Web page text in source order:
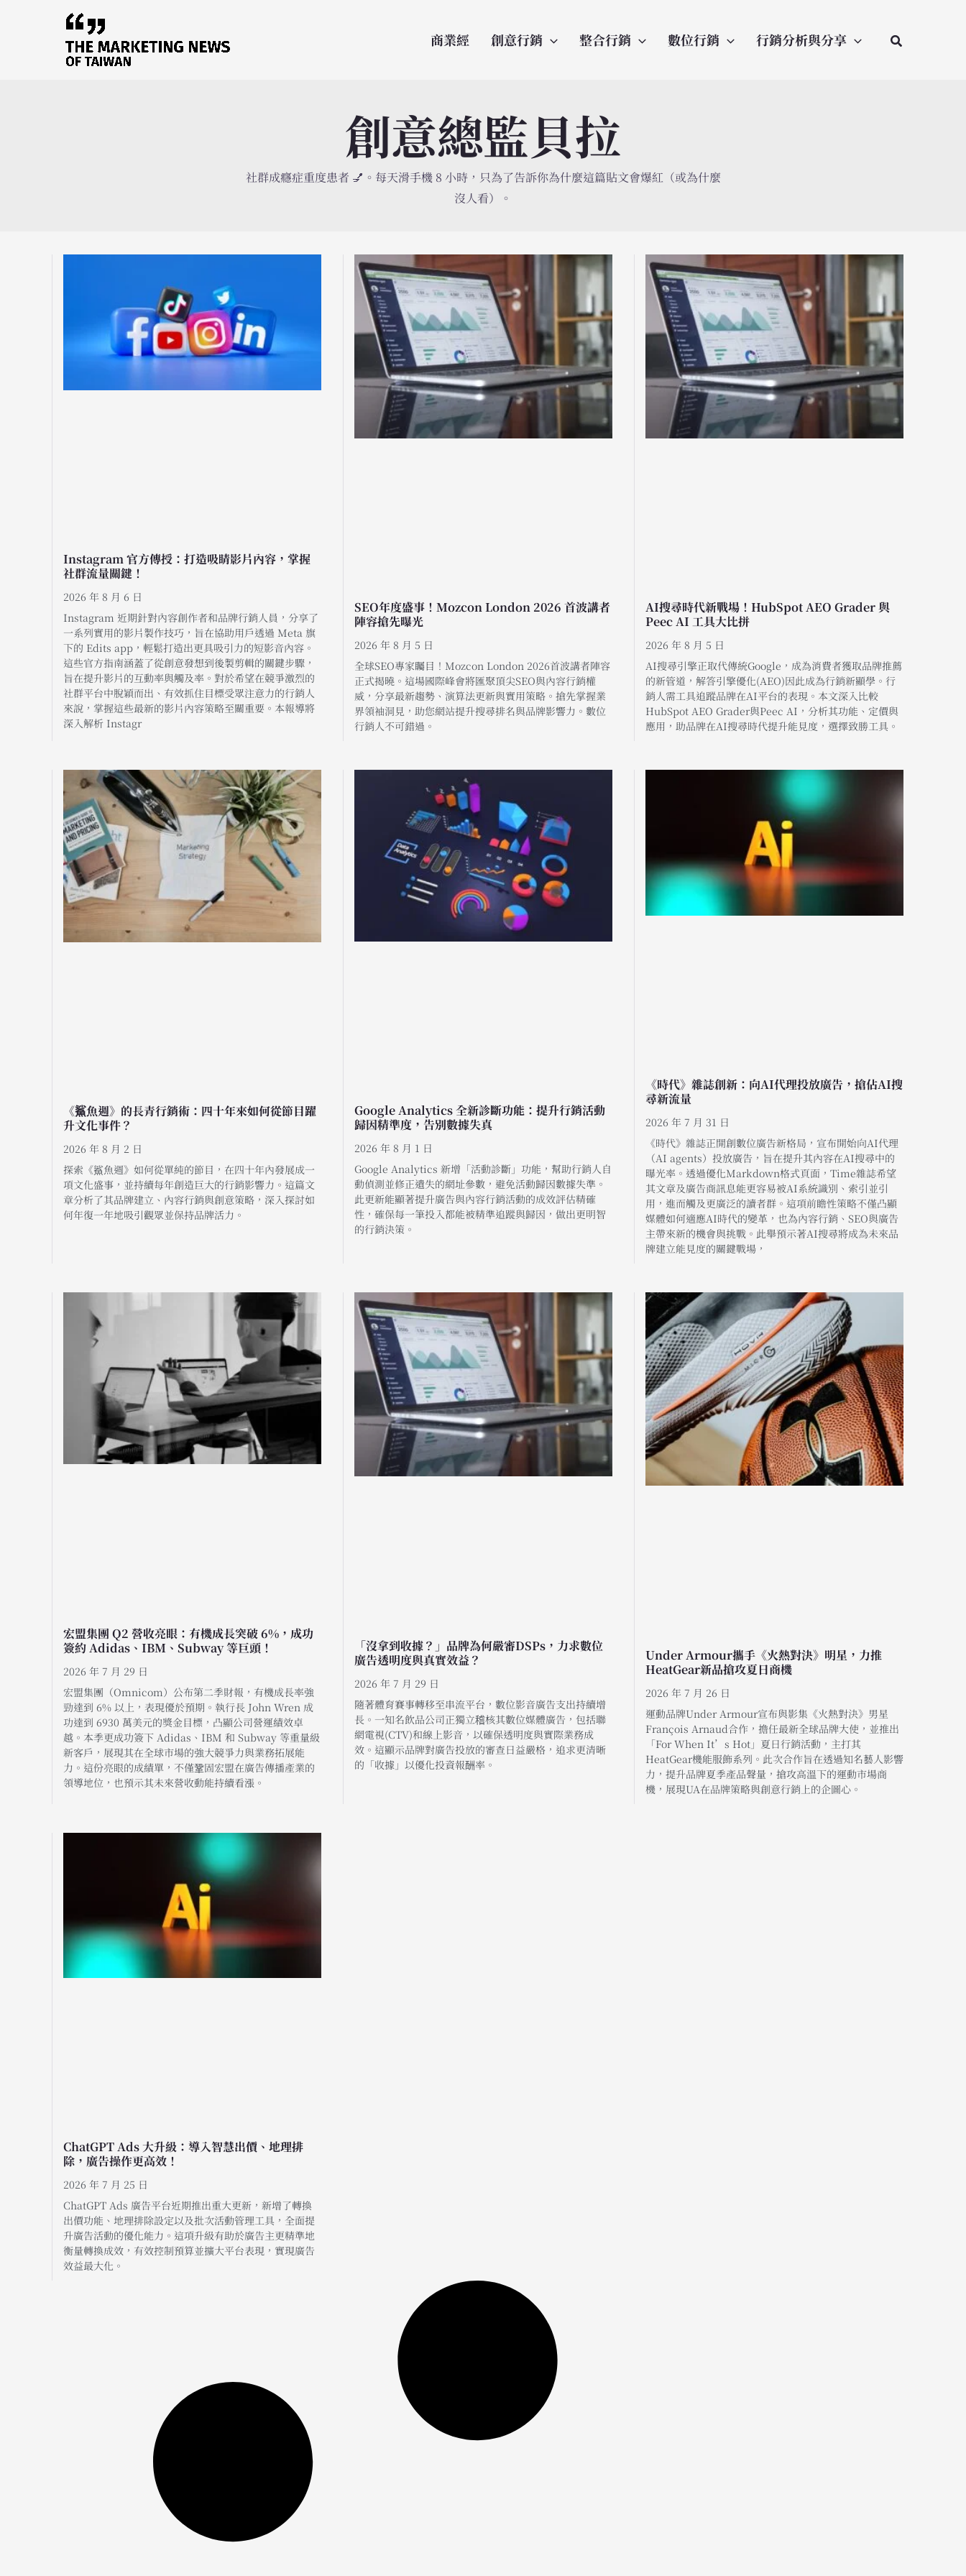
商業經 創意行銷 整合行銷 數位行銷 行銷分析與分享
創意總監貝拉
社群成癮症重度患者 💅。每天滑手機 8 小時，只為了告訴你為什麼這篇貼文會爆紅（或為什麼
沒人看）。
Instagram 官方傳授：打造吸睛影片內容，掌握
社群流量關鍵！
2026 年 8 月 6 日
Instagram 近期針對內容創作者和品牌行銷人員，分享了
一系列實用的影片製作技巧，旨在協助用戶透過 Meta 旗
下的 Edits app，輕鬆打造出更具吸引力的短影音內容。
這些官方指南涵蓋了從創意發想到後製剪輯的關鍵步驟，
旨在提升影片的互動率與觸及率。對於希望在競爭激烈的
社群平台中脫穎而出、有效抓住目標受眾注意力的行銷人
來說，掌握這些最新的影片內容策略至關重要。本報導將
深入解析 Instagr
SEO年度盛事！Mozcon London 2026 首波講者
陣容搶先曝光
2026 年 8 月 5 日
全球SEO專家矚目！Mozcon London 2026首波講者陣容
正式揭曉。這場國際峰會將匯聚頂尖SEO與內容行銷權
威，分享最新趨勢、演算法更新與實用策略。搶先掌握業
界領袖洞見，助您網站提升搜尋排名與品牌影響力。數位
行銷人不可錯過。
AI搜尋時代新戰場！HubSpot AEO Grader 與
Peec AI 工具大比拼
2026 年 8 月 5 日
AI搜尋引擎正取代傳統Google，成為消費者獲取品牌推薦
的新管道，解答引擎優化(AEO)因此成為行銷新顯學。行
銷人需工具追蹤品牌在AI平台的表現。本文深入比較
HubSpot AEO Grader與Peec AI，分析其功能、定價與
應用，助品牌在AI搜尋時代提升能見度，選擇致勝工具。
《鯊魚週》的長青行銷術：四十年來如何從節目躍
升文化事件？
2026 年 8 月 2 日
探索《鯊魚週》如何從單純的節目，在四十年內發展成一
項文化盛事，並持續每年創造巨大的行銷影響力。這篇文
章分析了其品牌建立、內容行銷與創意策略，深入探討如
何年復一年地吸引觀眾並保持品牌活力。
Google Analytics 全新診斷功能：提升行銷活動
歸因精準度，告別數據失真
2026 年 8 月 1 日
Google Analytics 新增「活動診斷」功能，幫助行銷人自
動偵測並修正遺失的網址參數，避免活動歸因數據失準。
此更新能顯著提升廣告與內容行銷活動的成效評估精確
性，確保每一筆投入都能被精準追蹤與歸因，做出更明智
的行銷決策。
《時代》雜誌創新：向AI代理投放廣告，搶佔AI搜
尋新流量
2026 年 7 月 31 日
《時代》雜誌正開創數位廣告新格局，宣布開始向AI代理
（AI agents）投放廣告，旨在提升其內容在AI搜尋中的
曝光率。透過優化Markdown格式頁面，Time雜誌希望
其文章及廣告商訊息能更容易被AI系統識別、索引並引
用，進而觸及更廣泛的讀者群。這項前瞻性策略不僅凸顯
媒體如何適應AI時代的變革，也為內容行銷、SEO與廣告
主帶來新的機會與挑戰。此舉預示著AI搜尋將成為未來品
牌建立能見度的關鍵戰場，
宏盟集團 Q2 營收亮眼：有機成長突破 6%，成功
簽約 Adidas、IBM、Subway 等巨頭！
2026 年 7 月 29 日
宏盟集團（Omnicom）公布第二季財報，有機成長率強
勁達到 6% 以上，表現優於預期。執行長 John Wren 成
功達到 6930 萬美元的獎金目標，凸顯公司營運績效卓
越。本季更成功簽下 Adidas、IBM 和 Subway 等重量級
新客戶，展現其在全球市場的強大競爭力與業務拓展能
力。這份亮眼的成績單，不僅鞏固宏盟在廣告傳播產業的
領導地位，也預示其未來營收動能持續看漲。
「沒拿到收據？」品牌為何嚴審DSPs，力求數位
廣告透明度與真實效益？
2026 年 7 月 29 日
隨著體育賽事轉移至串流平台，數位影音廣告支出持續增
長。一知名飲品公司正獨立稽核其數位媒體廣告，包括聯
網電視(CTV)和線上影音，以確保透明度與實際業務成
效。這顯示品牌對廣告投放的審查日益嚴格，追求更清晰
的「收據」以優化投資報酬率。
Under Armour攜手《火熱對決》明星，力推
HeatGear新品搶攻夏日商機
2026 年 7 月 26 日
運動品牌Under Armour宣布與影集《火熱對決》男星
François Arnaud合作，擔任最新全球品牌大使，並推出
「For When It’s Hot」夏日行銷活動，主打其
HeatGear機能服飾系列。此次合作旨在透過知名藝人影響
力，提升品牌夏季產品聲量，搶攻高溫下的運動市場商
機，展現UA在品牌策略與創意行銷上的企圖心。
ChatGPT Ads 大升級：導入智慧出價、地理排
除，廣告操作更高效！
2026 年 7 月 25 日
ChatGPT Ads 廣告平台近期推出重大更新，新增了轉換
出價功能、地理排除設定以及批次活動管理工具，全面提
升廣告活動的優化能力。這項升級有助於廣告主更精準地
衡量轉換成效，有效控制預算並擴大平台表現，實現廣告
效益最大化。